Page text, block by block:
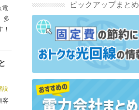
電
多
説
客
ピックアップまとめ